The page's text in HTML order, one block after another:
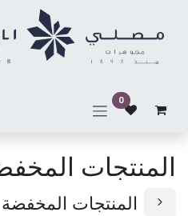
0
المنتجات
المنتجات المخفضة